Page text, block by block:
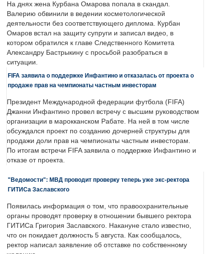
На днях жена Курбана Омарова попала в скандал.
Валерию обвинили в ведении косметологической
деятельности без соответствующего диплома. Курбан
Омаров встал на защиту супруги и записал видео, в
котором обратился к главе Следственного Комитета
Александру Бастрыкину с просьбой разобраться в
ситуации.
FIFA заявила о поддержке Инфантино и отказалась от проекта о
продаже прав на чемпионаты частным инвесторам
Президент Международной федерации футбола (FIFA)
Джанни Инфантино провел встречу с высшим руководством
организации в марокканском Рабате. На ней в том числе
обсуждался проект по созданию дочерней структуры для
продажи доли прав на чемпионаты частным инвесторам.
По итогам встречи FIFA заявила о поддержке Инфантино и
отказе от проекта.
"Ведомости": МВД проводит проверку теперь уже экс-ректора
ГИТИСа Заславского
Появилась информация о том, что правоохранительные
органы проводят проверку в отношении бывшего ректора
ГИТИСа Григория Заславского. Накануне стало известно,
что он покидает должность 5 августа. Как сообщалось,
ректор написал заявление об отставке по собственному